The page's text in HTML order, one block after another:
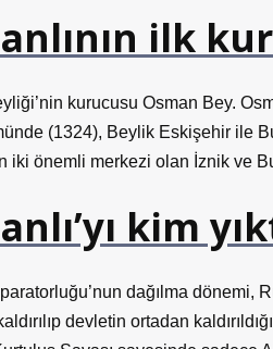
ilk
kurucusu Osman Bey.
(1324), Beylik Eskişehir ile
iki önemli merkezi olan İznik ve
kim
dağılma dönemi,
devletin ortadan